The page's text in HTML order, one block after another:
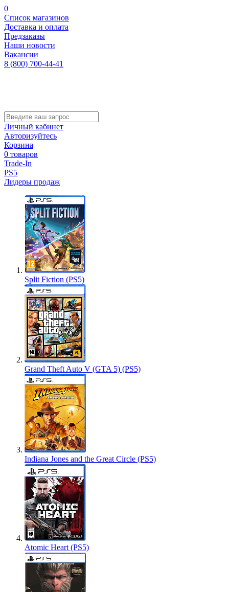
0
Список магазинов
Доставка и оплата
Предзаказы
Наши новости
Вакансии
8 (800) 700-44-41
Личный кабинет
Авторизуйтесь
Корзина
0 товаров
Trade-In
PS5
Лидеры продаж
Split Fiction (PS5)
Grand Theft Auto V (GTA 5) (PS5)
Indiana Jones and the Great Circle (PS5)
Atomic Heart (PS5)